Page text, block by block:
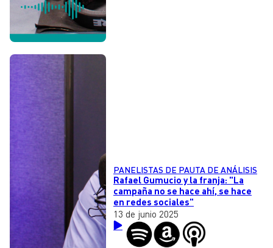
PANELISTAS DE PAUTA DE ANÁLISIS
Rafael Gumucio y la franja: "La
campaña no se hace ahí, se hace
en redes sociales"
13 de junio 2025